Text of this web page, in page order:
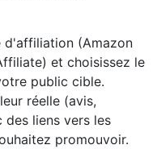
d'affiliation (Amazon
et choisissez le
public cible.
réelle (avis,
des liens vers les
promouvoir.